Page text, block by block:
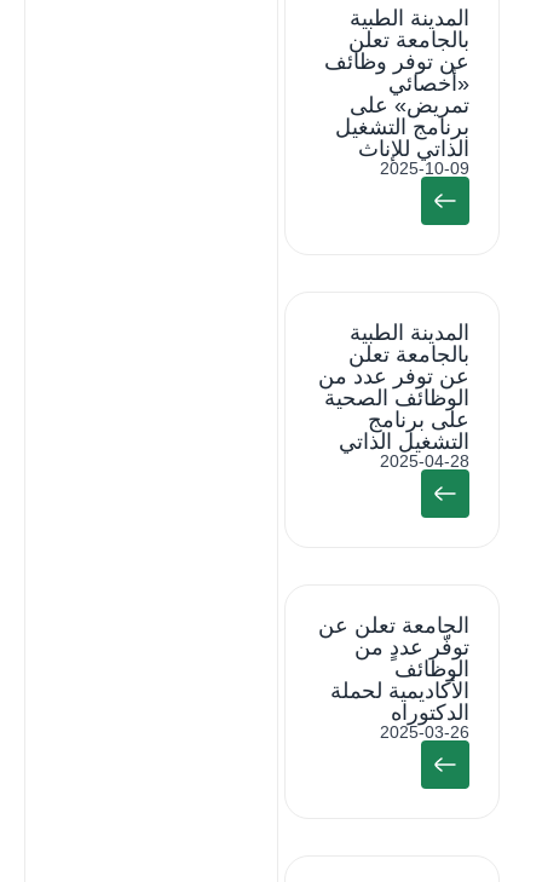
المدينة الطبية
بالجامعة تعلن
عن توفر وظائف
«أخصائي
تمريض» على
برنامج التشغيل
الذاتي للإناث
2025-10-09
المدينة الطبية
بالجامعة تعلن
عن توفر عدد من
الوظائف الصحية
على برنامج
التشغيل الذاتي
2025-04-28
الجامعة تعلن عن
توفّر عددٍ من
الوظائف
الأكاديمية لحملة
الدكتوراه
2025-03-26